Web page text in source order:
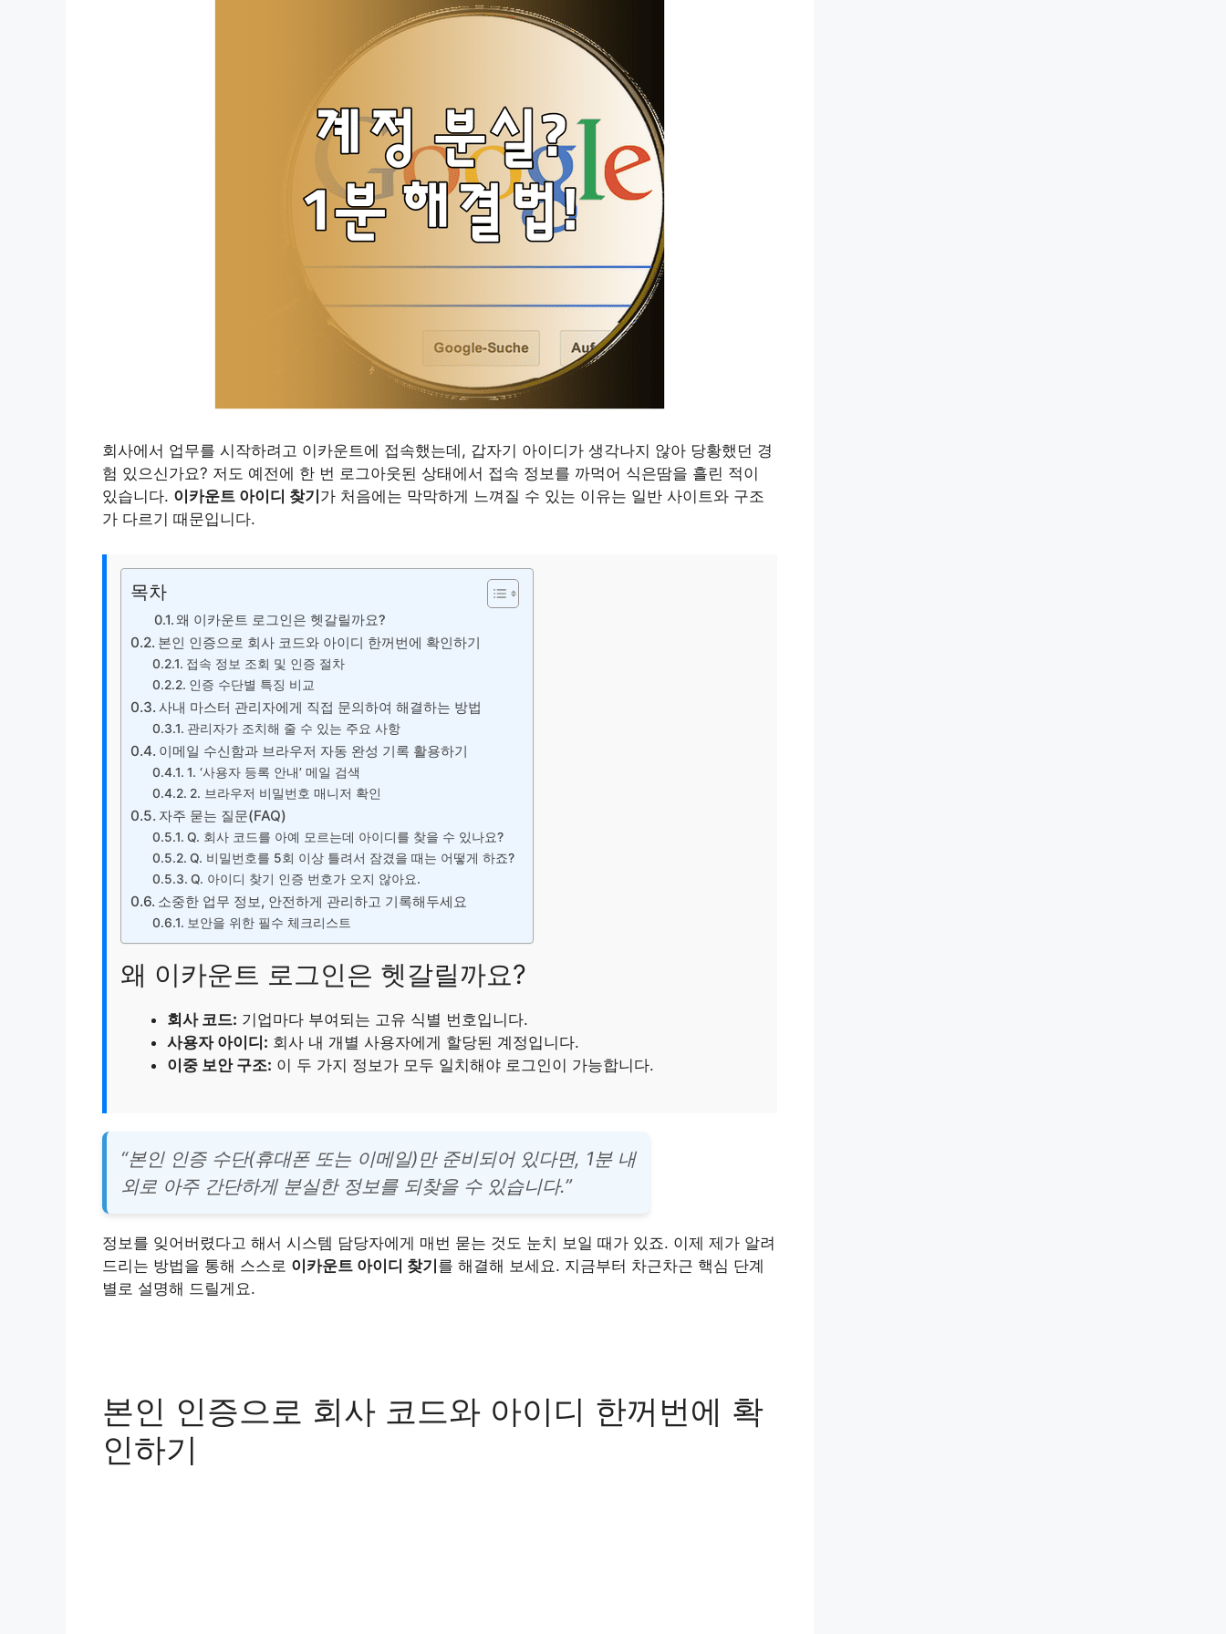
회사에서 업무를 시작하려고 이카운트에 접속했는데, 갑자기 아이디가 생각나지 않아 당황했던 경
험 있으신가요? 저도 예전에 한 번 로그아웃된 상태에서 접속 정보를 까먹어 식은땀을 흘린 적이
있습니다. 이카운트 아이디 찾기 가 처음에는 막막하게 느껴질 수 있는 이유는 일반 사이트와 구조
가 다르기 때문입니다.
목차
왜 이카운트 로그인은 헷갈릴까요?
본인 인증으로 회사 코드와 아이디 한꺼번에 확인하기
접속 정보 조회 및 인증 절차
인증 수단별 특징 비교
사내 마스터 관리자에게 직접 문의하여 해결하는 방법
관리자가 조치해 줄 수 있는 주요 사항
이메일 수신함과 브라우저 자동 완성 기록 활용하기
1. ‘사용자 등록 안내’ 메일 검색
2. 브라우저 비밀번호 매니저 확인
자주 묻는 질문(FAQ)
Q. 회사 코드를 아예 모르는데 아이디를 찾을 수 있나요?
Q. 비밀번호를 5회 이상 틀려서 잠겼을 때는 어떻게 하죠?
Q. 아이디 찾기 인증 번호가 오지 않아요.
소중한 업무 정보, 안전하게 관리하고 기록해두세요
보안을 위한 필수 체크리스트
왜 이카운트 로그인은 헷갈릴까요?
회사 코드: 기업마다 부여되는 고유 식별 번호입니다.
사용자 아이디: 회사 내 개별 사용자에게 할당된 계정입니다.
이중 보안 구조: 이 두 가지 정보가 모두 일치해야 로그인이 가능합니다.
“본인 인증 수단(휴대폰 또는 이메일)만 준비되어 있다면, 1분 내
외로 아주 간단하게 분실한 정보를 되찾을 수 있습니다.”
정보를 잊어버렸다고 해서 시스템 담당자에게 매번 묻는 것도 눈치 보일 때가 있죠. 이제 제가 알려
드리는 방법을 통해 스스로 이카운트 아이디 찾기 를 해결해 보세요. 지금부터 차근차근 핵심 단계
별로 설명해 드릴게요.
본인 인증으로 회사 코드와 아이디 한꺼번에 확
인하기